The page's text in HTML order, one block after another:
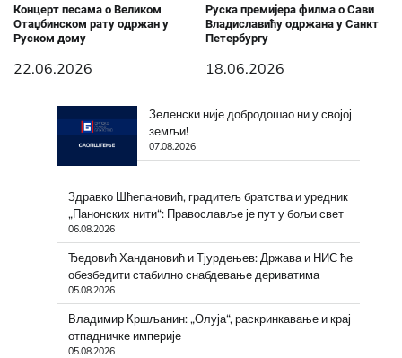
Концерт песама о Великом
Отаџбинском рату одржан у
Руском дому
22.06.2026
Руска премијера филма о Сави
Владиславићу одржана у Санкт
Петербургу
18.06.2026
Зеленски није добродошао ни у својој
земљи!
07.08.2026
Здравко Шћепановић, градитељ братства и уредник
„Панонских нити“: Православље је пут у бољи свет
06.08.2026
Ђедовић Хандановић и Тјурдењев: Држава и НИС ће
обезбедити стабилно снабдевање дериватима
05.08.2026
Владимир Кршљанин: „Олуја“, раскринкавање и крај
отпадничке империје
05.08.2026